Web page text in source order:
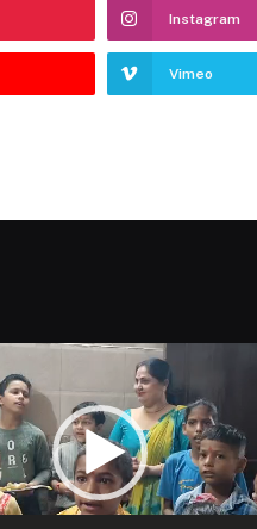
Instagram
Vimeo